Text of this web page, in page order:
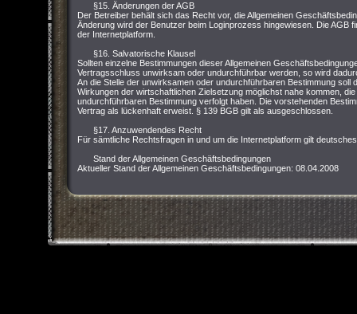
§15. Änderungen der AGB
Der Betreiber behält sich das Recht vor, die Allgemeinen
Änderung wird der Benutzer beim Loginprozess hingewiesen. Die AGB
der Internetplatform.
§16. Salvatorische Klausel
Sollten einzelne Bestimmungen dieser Allgemeinen
Vertragsschluss unwirksam oder undurchführbar werden, so wird
An die Stelle der unwirksamen oder undurchführbaren Bestimmung
Wirkungen der wirtschaftlichen Zielsetzung möglichst nahe kommen,
undurchführbaren Bestimmung verfolgt haben. Die vorstehenden
Vertrag als lückenhaft erweist. § 139 BGB gilt als ausgeschlossen.
§17. Anzuwendendes Recht
Für sämtliche Rechtsfragen in und um die Internetplatform gilt
Stand der Allgemeinen Geschäftsbedingungen
Aktueller Stand der Allgemeinen Geschäftsbedingungen: 08.04.2008